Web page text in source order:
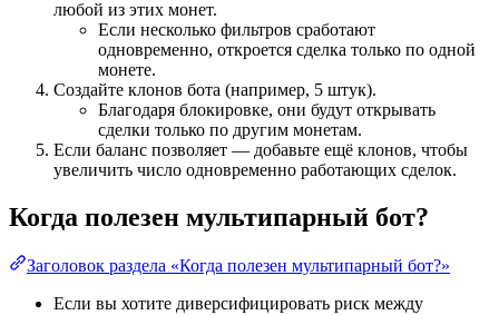
любой из этих монет.
Если несколько фильтров сработают
одновременно, откроется сделка только по одной
монете.
Создайте клонов бота (например, 5 штук).
Благодаря блокировке, они будут открывать
сделки только по другим монетам.
Если баланс позволяет — добавьте ещё клонов, чтобы
увеличить число одновременно работающих сделок.
Когда полезен мультипарный бот?
Заголовок раздела «Когда полезен мультипарный бот?»
Если вы хотите диверсифицировать риск между